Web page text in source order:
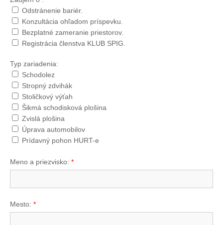
Odstránenie bariér.
Konzultácia ohľadom príspevku.
Bezplatné zameranie priestorov.
Registrácia členstva KLUB SPIG.
Typ zariadenia:
Schodolez
Stropný zdvihák
Stoličkový výťah
Šikmá schodisková plošina
Zvislá plošina
Úprava automobilov
Prídavný pohon HURT-e
Meno a priezvisko: *
Mesto: *